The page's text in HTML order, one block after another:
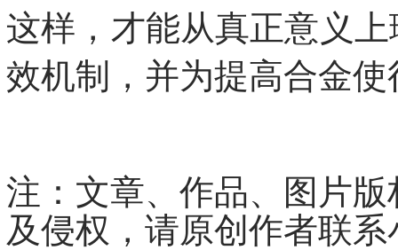
这样，才能从真正意义
效机制，并为提高合金
注： 文章、 作品、图片
及侵权，请原创作者联